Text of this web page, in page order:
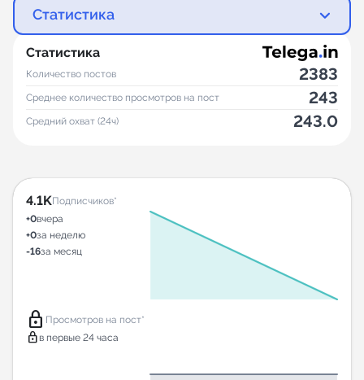
Статистика
Статистика
Количество постов 2383
Среднее количество просмотров на пост 243
Средний охват (24ч) 243.0
4.1KПодписчиков*
+0вчера
+0за неделю
-16за месяц
lock Просмотров на пост*
lock в первые 24 часа